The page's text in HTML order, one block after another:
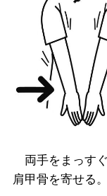
両手をまっす
肩甲骨を寄せる。